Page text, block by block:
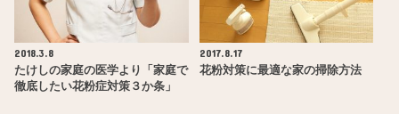
2018.3.8
たけしの家庭の医学より「家庭で
徹底したい花粉症対策３か条」
2017.8.17
花粉対策に最適な家の掃除方法